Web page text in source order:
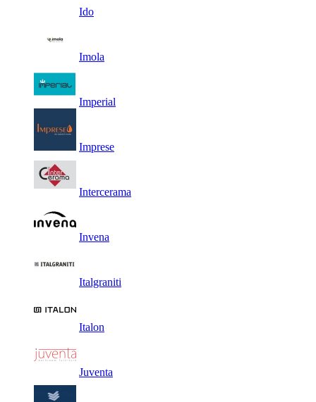
Ido
Imola
Imperial
Imprese
Intercerama
Invena
Italgraniti
Italon
Juventa